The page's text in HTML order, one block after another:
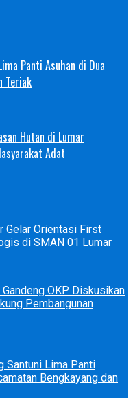
Panti Asuhan di Dua
Teriak
Hutan di Lumar
Adat
Gelar Orientasi First
di SMAN 01 Lumar
OKP Diskusikan
Pembangunan
Santuni Lima Panti
Bengkayang dan